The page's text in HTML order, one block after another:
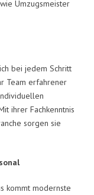
Umzugsmeister
bei jedem Schritt
Team erfahrener
ihrer Fachkenntnis
sorgen sie
kommt modernste